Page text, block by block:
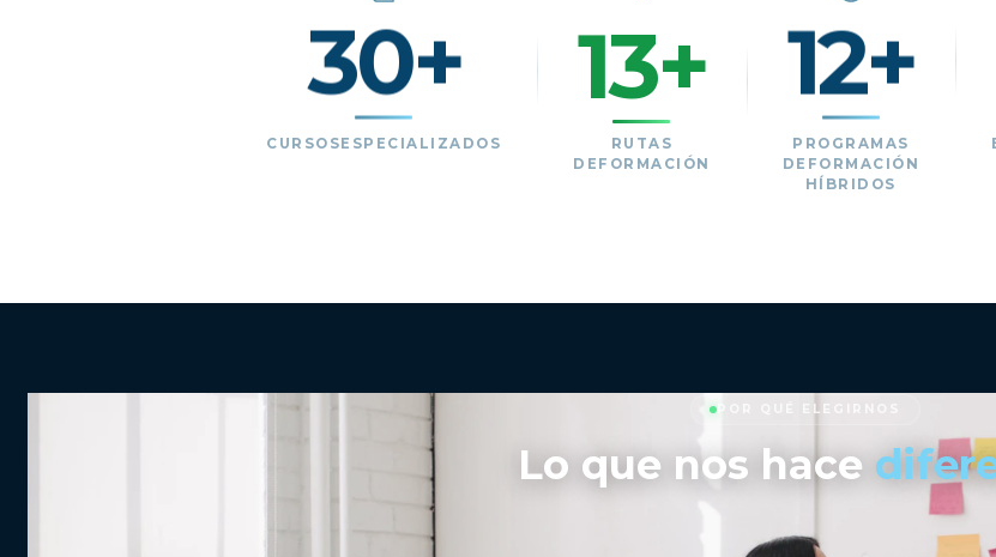
30+
CURSOSESPECIALIZADOS
13+
RUTAS
DE FORMACIÓN
12+
PROGRAMAS
DE FORMACIÓN
HÍBRIDOS
POR QUÉ ELEGIRNOS
Lo que nos hace